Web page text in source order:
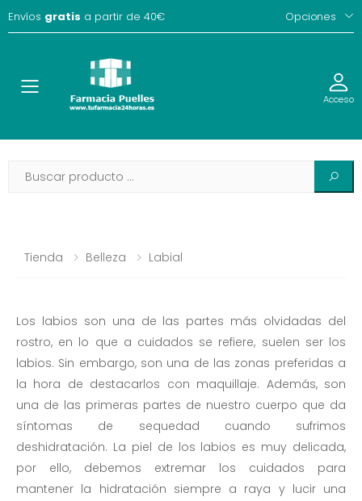
Envíos gratis a partir de 40€ Opciones
Toggle Acceso
Tienda Belleza Labial
Los labios son una de las partes más olvidadas del
rostro, en lo que a cuidados se refiere, suelen ser los
labios. Sin embargo, son una de las zonas preferidas a
la hora de destacarlos con maquillaje. Además, son
una de las primeras partes de nuestro cuerpo que da
síntomas de sequedad cuando sufrimos
deshidratación. La piel de los labios es muy delicada,
por ello, debemos extremar los cuidados para
mantener la hidratación siempre a raya y lucir una